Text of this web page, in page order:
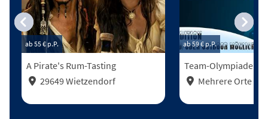
ab 55 €p.P.
A Pirate's Rum-Tasting
29649 Wietzendorf
ab 59 €p.P.
Team-Olympiade -
Mehrere Orte